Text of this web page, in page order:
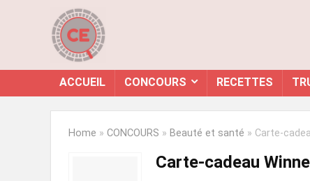
ACCUEIL CONCOURS RECETTES
Home » CONCOURS » Beauté et santé » Carte-
Carte-cadeau